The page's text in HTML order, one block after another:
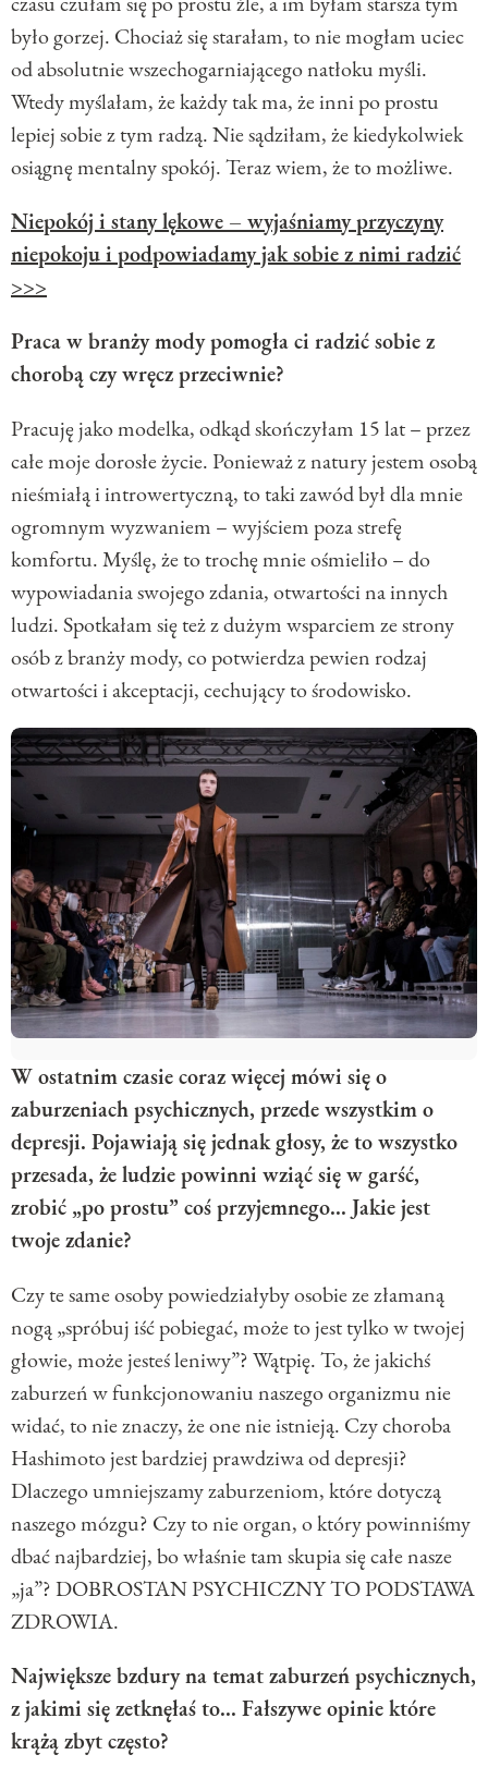
było gorzej. Chociaż się starałam, to nie mogłam uciec
od absolutnie wszechogarniającego natłoku myśli.
Wtedy myślałam, że każdy tak ma, że inni po prostu
lepiej sobie z tym radzą. Nie sądziłam, że kiedykolwiek
osiągnę mentalny spokój. Teraz wiem, że to możliwe.
Niepokój i stany lękowe – wyjaśniamy przyczyny
niepokoju i podpowiadamy jak sobie z nimi radzić
>>>
Praca w branży mody pomogła ci radzić sobie z
chorobą czy wręcz przeciwnie?
Pracuję jako modelka, odkąd skończyłam 15 lat – przez
całe moje dorosłe życie. Ponieważ z natury jestem osobą
nieśmiałą i introwertyczną, to taki zawód był dla mnie
ogromnym wyzwaniem – wyjściem poza strefę
komfortu. Myślę, że to trochę mnie ośmieliło – do
wypowiadania swojego zdania, otwartości na innych
ludzi. Spotkałam się też z dużym wsparciem ze strony
osób z branży mody, co potwierdza pewien rodzaj
otwartości i akceptacji, cechujący to środowisko.
W ostatnim czasie coraz więcej mówi się o
zaburzeniach psychicznych, przede wszystkim o
depresji. Pojawiają się jednak głosy, że to wszystko
przesada, że ludzie powinni wziąć się w garść,
zrobić „po prostu” coś przyjemnego... Jakie jest
twoje zdanie?
Czy te same osoby powiedziałyby osobie ze złamaną
nogą „spróbuj iść pobiegać, może to jest tylko w twojej
głowie, może jesteś leniwy”? Wątpię. To, że jakichś
zaburzeń w funkcjonowaniu naszego organizmu nie
widać, to nie znaczy, że one nie istnieją. Czy choroba
Hashimoto jest bardziej prawdziwa od depresji?
Dlaczego umniejszamy zaburzeniom, które dotyczą
naszego mózgu? Czy to nie organ, o który powinniśmy
dbać najbardziej, bo właśnie tam skupia się całe nasze
„ja”? DOBROSTAN PSYCHICZNY TO PODSTAWA
ZDROWIA.
Największe bzdury na tematzaburzeń psychicznych,
z jakimi się zetknęłaś to... Fałszywe opinie które
krążą zbyt często?